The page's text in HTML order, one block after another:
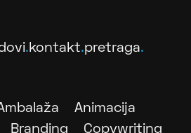
. kontakt.pretraga.
Animacija
Branding
Copywriting